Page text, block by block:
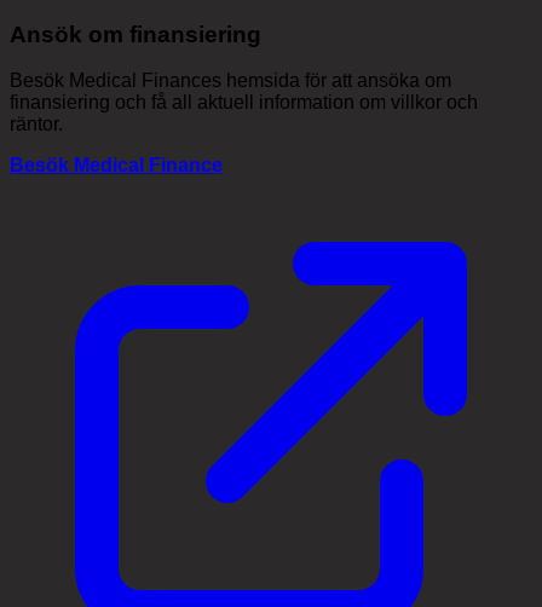
Ansök om finansiering
Besök Medical Finances hemsida för att ansöka om
finansiering och få all aktuell information om villkor och
räntor.
Besök Medical Finance